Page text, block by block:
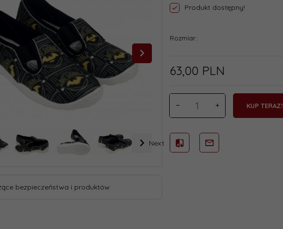
Next
bezpieczeństwa i produktów
Produkt dostępny!
Rozmiar::
63,00 PLN
KUP TERAZ!